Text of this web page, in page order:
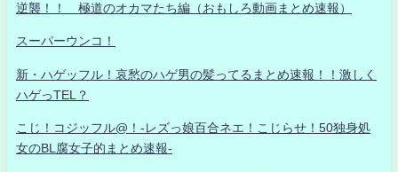
逆襲！！ 極道のオカマたち編（おもしろ動画まとめ速報）
スーパーウンコ！
新・ハゲッフル！哀愁のハゲ男の髪ってるまとめ速報！！激しく
ハゲっTEL？
こじ！コジッフル@！-レズっ娘百合ネエ！こじらせ！50独身処
女のBL腐女子的まとめ速報-